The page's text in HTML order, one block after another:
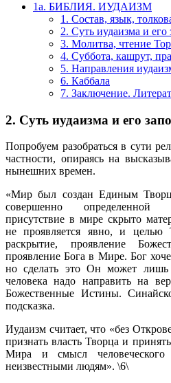
1а. БИБЛИЯ. ИУДАИЗМ
1. Состав, язык,
2. Суть иудаизма и его
3. Молитва, чтение
4. Суббота, кашрут,
5. Направления
6. Каббала
7. Заключение.
2. Суть иудаизма и его
Попробуем разобраться в сути
частности, опираясь на
нынешних времен.
«Мир был создан Единым
совершенно определенной
присутствие в мире скрыто
не проявляется явно, и целью
раскрытие, проявление
проявление Бога в Мире. Бог
но сделать это Он может
человека надо направить на
Божественные Истины.
подсказка.
Иудаизм считает, что «без
признать власть Творца и
Мира и смысл человеческого
неизвестными людям». \6\